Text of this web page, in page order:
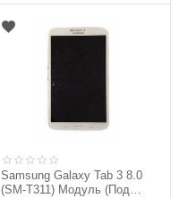
Samsung Galaxy Tab 3 8.0
(SM-T311) Модуль (Под